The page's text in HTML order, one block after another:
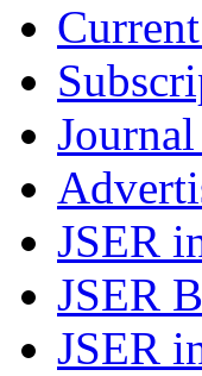
JSER
JSER
JSER